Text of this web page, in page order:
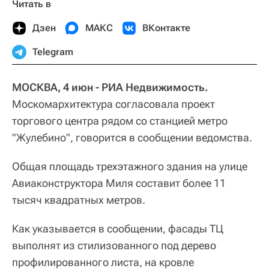
Читать в
Дзен МАКС ВКонтакте
Telegram
МОСКВА, 4 июн - РИА Недвижимость.
Москомархитектура согласовала проект
торгового центра рядом со станцией метро
"Жулебино", говорится в сообщении ведомства.
Общая площадь трехэтажного здания на улице
Авиаконструктора Миля составит более 11
тысяч квадратных метров.
Как указывается в сообщении, фасады ТЦ
выполнят из стилизованного под дерево
профилированного листа, на кровле